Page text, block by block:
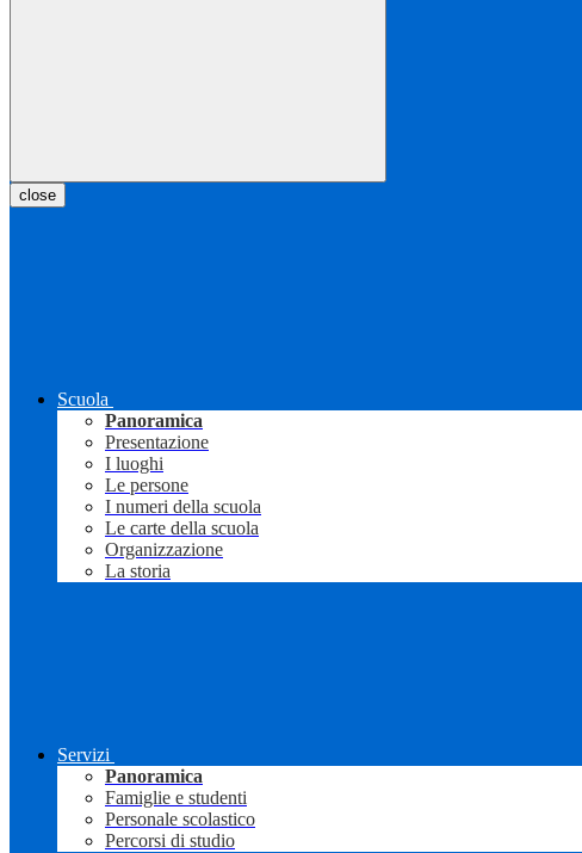
close
Scuola
Panoramica
Presentazione
I luoghi
Le persone
I numeri della scuola
Le carte della scuola
Organizzazione
La storia
Servizi
Panoramica
Famiglie e studenti
Personale scolastico
Percorsi di studio